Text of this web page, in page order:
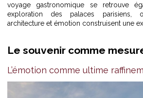
voyage gastronomique se retrouve
exploration des palaces parisiens ,
architecture et émotion construisent une
Le souvenir comme
L’émotion comme ultime